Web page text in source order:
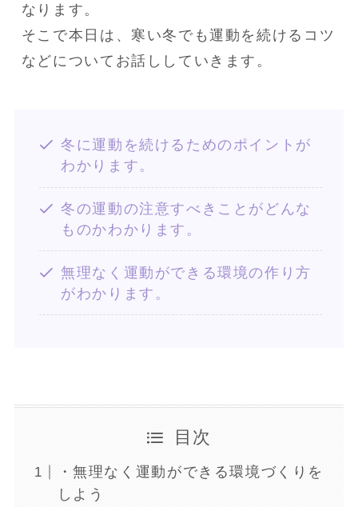
なります。
そこで本日は、寒い冬でも運動を続けるコツ
などについてお話ししていきます。
冬に運動を続けるためのポイントが
わかります。
冬の運動の注意すべきことがどんな
ものかわかります。
無理なく運動ができる環境の作り方
がわかります。
目次
・無理なく運動ができる環境づくりを
しよう